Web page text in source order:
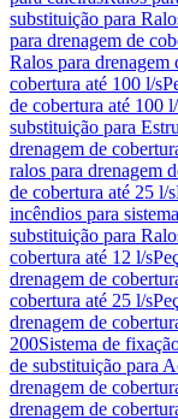
substituição para
para drenagem de
Ralos para drenagem
cobertura até 100 l/s
de cobertura até 100
substituição para
drenagem de
ralos para drenagem
de cobertura até 25 l/s
incêndios para
substituição para
cobertura até 12 l/s
drenagem de
cobertura até 25 l/s
drenagem de
200Sistema de
de substituição para
drenagem de
drenagem de